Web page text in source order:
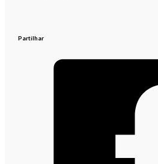
Partilhar